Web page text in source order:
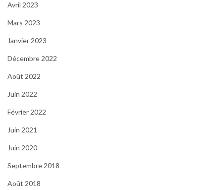
Avril 2023
Mars 2023
Janvier 2023
Décembre 2022
Août 2022
Juin 2022
Février 2022
Juin 2021
Juin 2020
Septembre 2018
Août 2018